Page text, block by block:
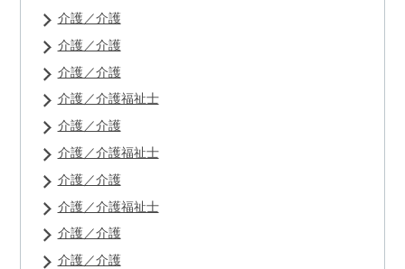
介護／介護
介護／介護
介護／介護
介護／介護福祉士
介護／介護
介護／介護福祉士
介護／介護
介護／介護福祉士
介護／介護
介護／介護